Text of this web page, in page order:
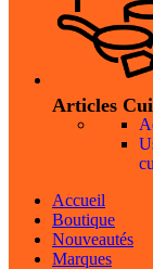
Articles
Accueil
Boutique
Nouveautés
Marques